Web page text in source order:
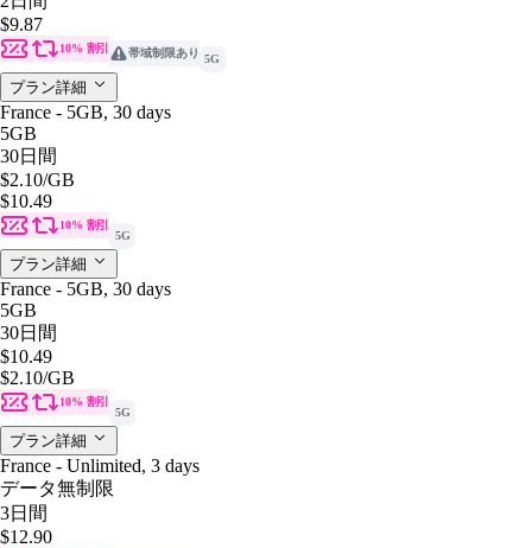
$9.87
10% 割引 帯域制限あり 5G
プラン詳細
France - 5GB, 30 days
5GB
30日間
$2.10/GB
$10.49
10% 割引
5G
プラン詳細
France - 5GB, 30 days
5GB
30日間
$10.49
$2.10/GB
10% 割引
5G
プラン詳細
France - Unlimited, 3 days
データ無制限
3日間
$12.90